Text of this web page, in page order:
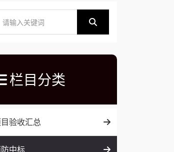
栏目分类
验收汇总
中标